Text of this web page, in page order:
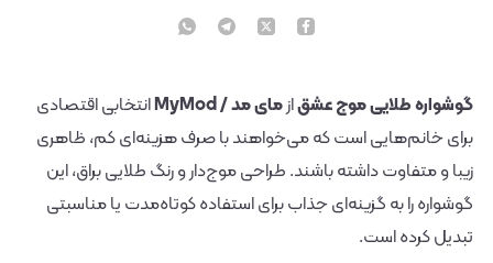
گوشواره طلایی موج عشقازمای مد / MyMod
انتخابی اقتصادی
برای خانم‌هایی است که می‌خواهند با صرف هزینه‌ای کم، ظاهری
زیبا و متفاوت داشته باشند. طراحی موج‌دار و رنگ طلایی براق، این
گوشواره را به گزینه‌ای جذاب برای استفاده کوتاه‌مدت یا مناسبتی
تبدیل کرده است.